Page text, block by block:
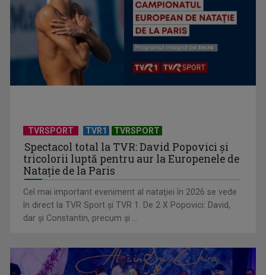
Universitatea de Vară, la Băile Tușnad | VIDEO
„Dansatoarea din umbră”, un thriller psihologic despre
loialitate și ...
TVRSPORT TVR1 TVRSPORT
Spectacol total la TVR: David Popovici și
tricolorii luptă pentru aur la Europenele de
Natație de la Paris
Cel mai important eveniment al nataţiei în 2026 se vede
în direct la TVR Sport şi TVR 1. De 2 X Popovici: David,
dar şi Constantin, precum şi ...